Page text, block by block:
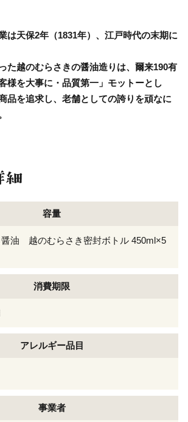
は天保2年（1831年）、江戸時代の末期に
た越のむらさきの醤油造りは、爾来190有
様を大事に・品質第一」モットーとし
品を追求し、老舗としての誇りを頑なに
容量
油 越のむらさき密封ボトル 450ml×5
消費期限
アレルギー品目
事業者